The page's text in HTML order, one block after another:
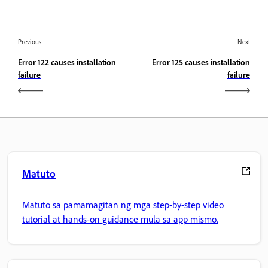
Previous
Error 122 causes installation
failure
Next
Error 125 causes installation
failure
Matuto
Matuto sa pamamagitan ng mga step-by-step video
tutorial at hands-on guidance mula sa app mismo.